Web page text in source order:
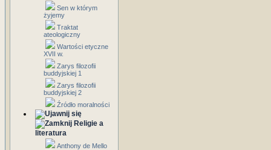
Sen w którym
żyjemy
Traktat
ateologiczny
Wartości etyczne
XVII w.
Zarys filozofii
buddyjskiej 1
Zarys filozofii
buddyjskiej 2
Źródło moralności
Religie a
literatura
Anthony de Mello